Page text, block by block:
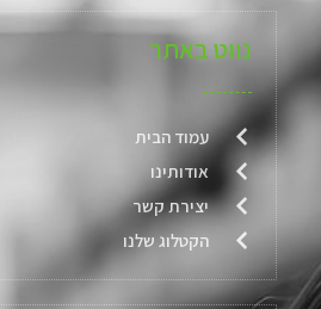
נווט באתר
עמוד הבית
אודותינו
יצירת קשר
הקטלוג שלנו